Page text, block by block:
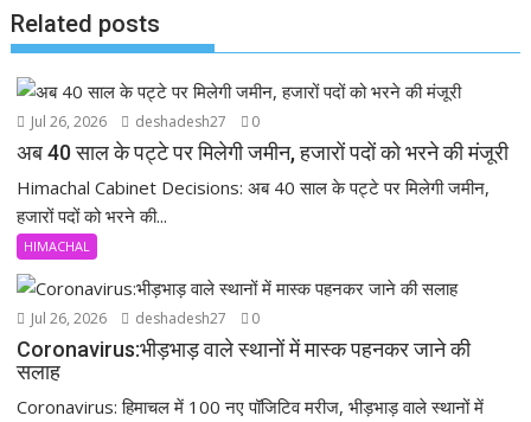
Related posts
Jul 26, 2026 deshadesh27 0
अब 40 साल के पट्टे पर मिलेगी जमीन, हजारों पदों को भरने की मंजूरी
Himachal Cabinet Decisions: अब 40 साल के पट्टे पर मिलेगी जमीन,
हजारों पदों को भरने की...
HIMACHAL
Jul 26, 2026 deshadesh27 0
Coronavirus:भीड़भाड़ वाले स्थानों में मास्क पहनकर जाने की
सलाह
Coronavirus: हिमाचल में 100 नए पॉजिटिव मरीज, भीड़भाड़ वाले स्थानों में